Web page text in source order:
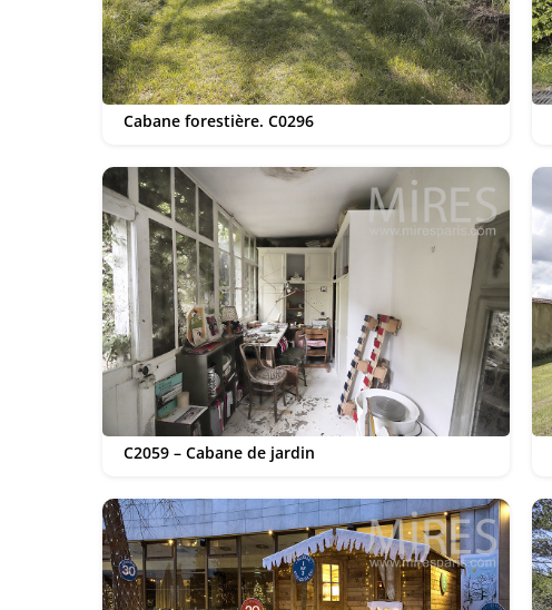
Cabane forestière. C0296
C2059 – Cabane de jardin